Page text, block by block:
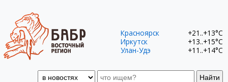
Найти
Красноярск
+21..+13°C
Иркутск
+13..+15°C
Улан-Удэ
+11..+14°C